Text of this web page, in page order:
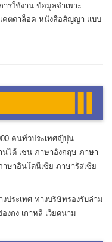
ารใช้งาน ข้อมูลจำเพาะ
คตตาล็อค หนังสือสัญญา แบบ
คนทั่วประเทศญี่ปุ่น
นได้ เช่น ภาษาอังกฤษ ภาษา
ษาอินโดนีเซีย ภาษารัสเซีย
ระเทศ ทางบริษัทรองรับล่าม
งกง เกาหลี เวียดนาม